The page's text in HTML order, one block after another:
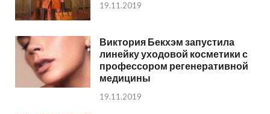
19.11.2019
Виктория Бекхэм запустила
линейку уходовой косметики с
профессором регенеративной
медицины
19.11.2019